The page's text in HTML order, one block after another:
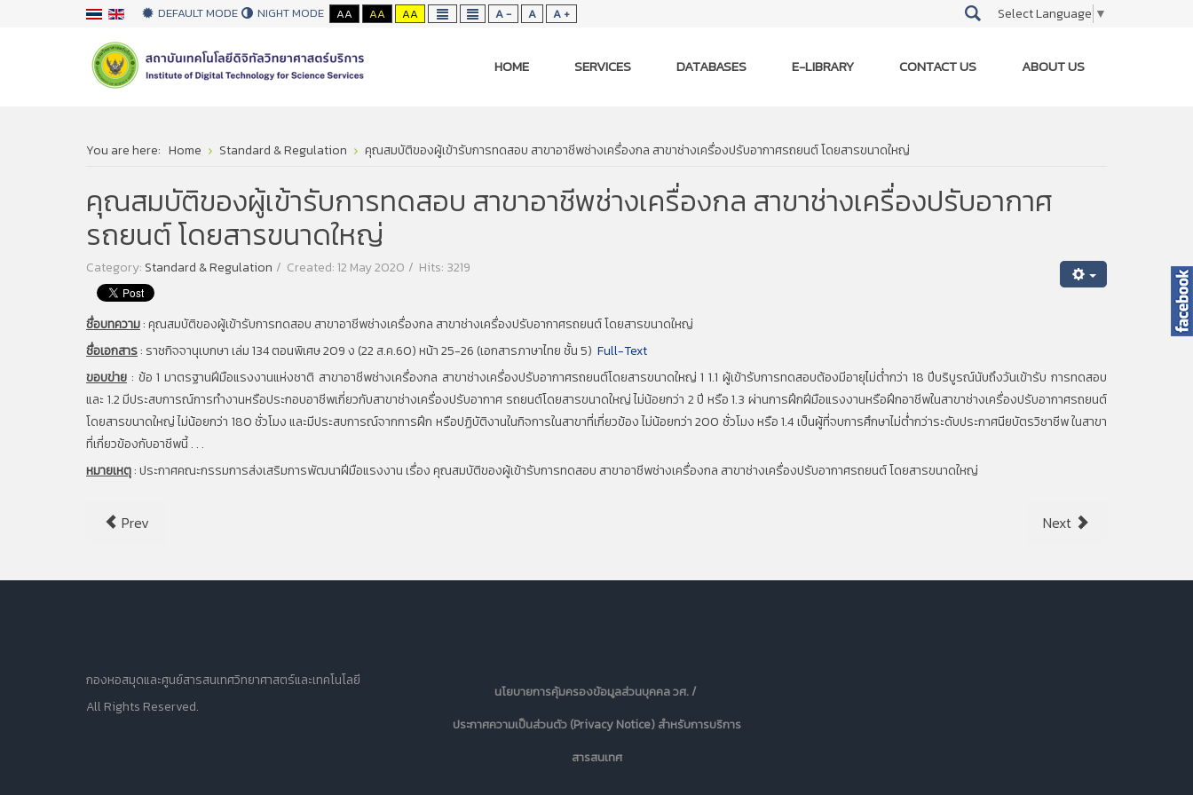
DEFAULT MODE NIGHT MODE AA AA AA A - A A + Select Language ▼
HOME SERVICES DATABASES E-LIBRARY CONTACT US ABOUT US
You are here: Home Standard & Regulation คุณสมบัติของผู้เข้ารับการทดสอบ สาขาอาชีพช่างเครื่องกล สาขาช่างเครื่องปรับอากาศรถยนต์ โดยสารขนาดใหญ่
คุณสมบัติของผู้เข้ารับการทดสอบ สาขาอาชีพช่างเครื่องกล สาขาช่างเครื่องปรับอากาศ
รถยนต์ โดยสารขนาดใหญ่
Category: Standard & Regulation Created: 12 May 2020 Hits: 3219
ชื่อบทความ:คุณสมบัติของผู้เข้ารับการทดสอบ สาขาอาชีพช่างเครื่องกล สาขาช่างเครื่องปรับอากาศรถยนต์ โดยสารขนาดใหญ่
ชื่อเอกสาร: ราชกิจจานุเบกษา เล่ม 134 ตอนพิเศษ 209 ง (22 ส.ค.60) หน้า 25-26 (เอกสารภาษาไทย ชั้น 5) Full-Text
ขอบข่าย : ข้อ 1 มาตรฐานฝีมือแรงงานแห่งชาติ สาขาอาชีพช่างเครื่องกล สาขาช่างเครื่องปรับอากาศรถยนต์โดยสารขนาดใหญ่ 1 1.1 ผู้เข้ารับการทดสอบต้องมีอายุไม่ต่ำกว่า 18 ปีบริบูรณ์นับถึงวันเข้ารับ การทดสอบ
และ 1.2 มีประสบการณ์การทำงานหรือประกอบอาชีพเกี่ยวกับสาขาช่างเครื่องปรับอากาศ รถยนต์โดยสารขนาดใหญ่ ไม่น้อยกว่า 2 ปี หรือ 1.3 ผ่านการฝึกฝีมือแรงงานหรือฝึกอาชีพในสาขาช่างเครื่องปรับอากาศรถยนต์
โดยสารขนาดใหญ่ ไม่น้อยกว่า 180 ชั่วโมง และมีประสบการณ์จากการฝึก หรือปฏิบัติงานในกิจการในสาขาที่เกี่ยวข้อง ไม่น้อยกว่า 200 ชั่วโมง หรือ 1.4 เป็นผู้ที่จบการศึกษาไม่ต่ำกว่าระดับประกาศนียบัตรวิชาชีพ ในสาขา
ที่เกี่ยวข้องกับอาชีพนี้ . . .
หมายเหตุ:ประกาศคณะกรรมการส่งเสริมการพัฒนาฝีมือแรงงาน เรื่อง คุณสมบัติของผู้เข้ารับการทดสอบ สาขาอาชีพช่างเครื่องกล สาขาช่างเครื่องปรับอากาศรถยนต์ โดยสารขนาดใหญ่
Prev Next
กองหอสมุดและศูนย์สารสนเทศวิทยาศาสตร์และเทคโนโลยี
All Rights Reserved.
นโยบายการคุ้มครองข้อมูลส่วนบุคคล วศ. /
ประกาศความเป็นส่วนตัว (Privacy Notice) สำหรับการบริการ
สารสนเทศ